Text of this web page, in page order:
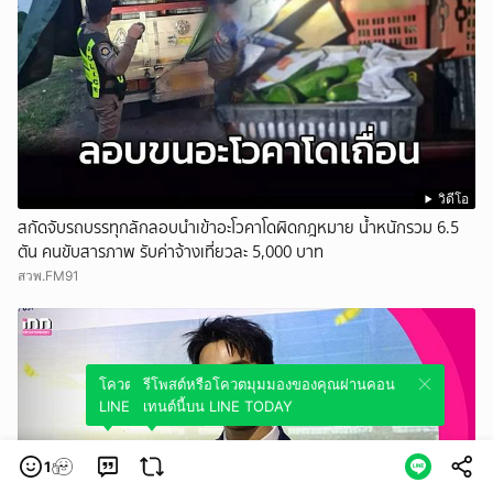
วิดีโอ
สกัดจับรถบรรทุกลักลอบนำเข้าอะโวคาโดผิดกฎหมาย น้ำหนักรวม 6.5
ตัน คนขับสารภาพ รับค่าจ้างเที่ยวละ 5,000 บาท
สวพ.FM91
1
โควตมุมมองของคุณผ่านคอนเทนต์นี้บน
LINE TODAY
รีโพสต์หรือโควตมุมมองของคุณผ่านคอน
เทนต์นี้บน LINE TODAY